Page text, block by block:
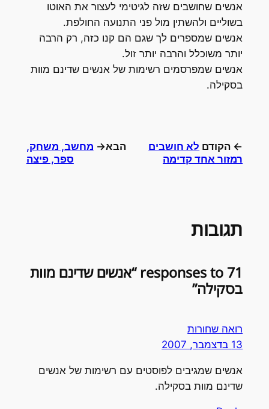
אנשים שחושבים שזה לגיטימי לעצור את האוטו
בשוליים ולהשתין מול פני התנועה החולפת.
אנשים שמספרים לך שגם הם קנו כזה, רק הרבה
יותר משוכלל והרבה יותר זול.
אנשים שמפרסמים רשימות של אנשים שדינם מוות
בסקילה.
← הקודם לא חושבים
רמזור אחד קדימה
הבא→ מחשב, משחק,
ספר, פיצה
תגובות
71 responses to “אנשים שדינם מוות
בסקילה”
רואה שחורות
13 בדצמבר, 2007
אנשים שמגיבים לפוסטים עם רשימות של אנשים
שדינם מוות בסקילה.